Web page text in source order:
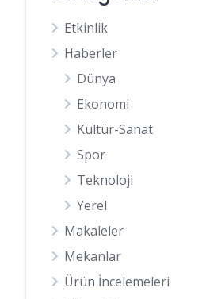
Etkinlik
Haberler
Dünya
Ekonomi
Kültür-Sanat
Spor
Teknoloji
Yerel
Makaleler
Mekanlar
Ürün İncelemeleri